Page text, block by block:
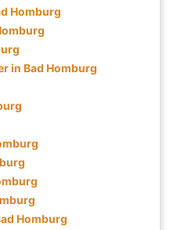
Homburg
in Bad Homburg
Homburg